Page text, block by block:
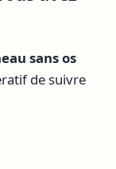
sans os
de suivre